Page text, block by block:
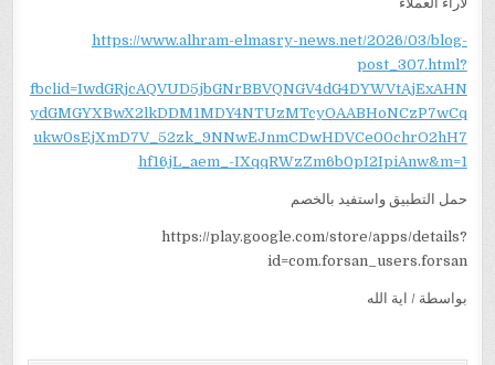
https://www.alhram-elmasry-news.net/2026/03/blog-
post_307.html?
fbclid=IwdGRjcAQVUD5jbGNrBBVQNGV4dG4DYWVtAjExAHN
ydGMGYXBwX2lkDDM1MDY4NTUzMTcyOAABHoNCzP7wCq
ukw0sEjXmD7V_52zk_9NNwEJnmCDwHDVCe00chrO2hH7
hf16jL_aem_-IXqqRWzZm6b0pI2IpiAnw&m=1
حمل التطبيق واستفيد بالخصم
https://play.google.com/store/apps/details?
id=com.forsan_users.forsan
بواسطة / اية الله